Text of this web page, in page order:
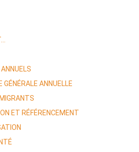
GÉNÉRALE ANNUELLE
ET RÉFÉRENCEMENT